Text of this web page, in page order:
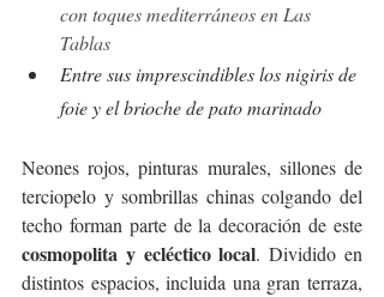
con toques mediterráneos en Las
Tablas
Entre sus imprescindibles los nigiris de
foie y el brioche de pato marinado
Neones rojos, pinturas murales, sillones de
terciopelo y sombrillas chinas colgando del
cosmopolita y ecléctico local. Dividido en
distintos espacios, incluida una gran terraza,